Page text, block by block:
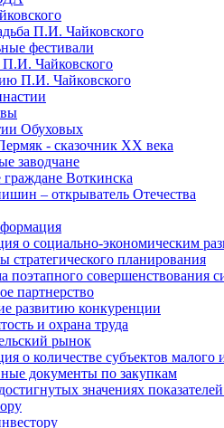
П.И. Чайковского
фестивали
П.И. Чайковского
П.И. Чайковского
Обуховых
- сказочник XX века
заводчане
Воткинска
– открыватель Отечества
о социально-экономическим
стратегического планирования
поэтапного совершенствования
партнерство
развитию конкуренции
и охрана труда
рынок
о количестве субъектов малого
документы по закупкам
значениях